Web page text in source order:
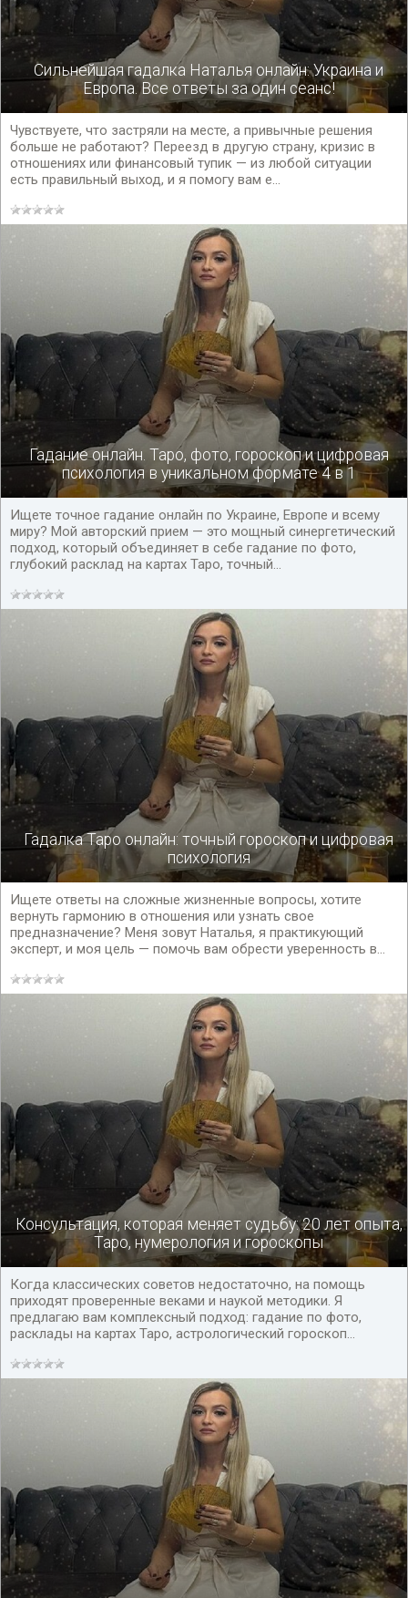
Сильнейшая гадалка Наталья онлайн: Украина и
Европа. Все ответы за один сеанс!
Чувствуете, что застряли на месте, а привычные решения
больше не работают? Переезд в другую страну, кризис в
отношениях или финансовый тупик — из любой ситуации
есть правильный выход, и я помогу вам е...
Гадание онлайн. Таро, фото, гороскоп и цифровая
психология в уникальном формате 4 в 1
Ищете точное гадание онлайн по Украине, Европе и всему
миру? Мой авторский прием — это мощный синергетический
подход, который объединяет в себе гадание по фото,
глубокий расклад на картах Таро, точный...
Гадалка Таро онлайн: точный гороскоп и цифровая
психология
Ищете ответы на сложные жизненные вопросы, хотите
вернуть гармонию в отношения или узнать свое
предназначение? Меня зовут Наталья, я практикующий
эксперт, и моя цель — помочь вам обрести уверенность в...
Консультация, которая меняет судьбу: 20 лет опыта,
Таро, нумерология и гороскопы
Когда классических советов недостаточно, на помощь
приходят проверенные веками и наукой методики. Я
предлагаю вам комплексный подход: гадание по фото,
расклады на картах Таро, астрологический гороскоп...